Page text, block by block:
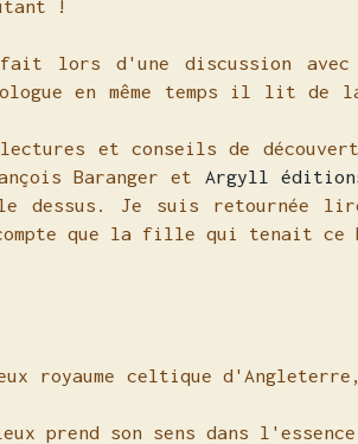
!
lors d'une discussion avec
en même temps il lit
et conseils de
Baranger et Argyll
dessus. Je suis retournée
que la fille qui tenait ce
royaume celtique
prend son sens dans